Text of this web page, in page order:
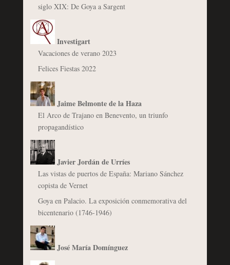
siglo XIX: De Goya a Sargent
Investigart
Vacaciones de verano 2023
Felices Fiestas 2022
Jaime Belmonte de la Haza
El Arco de Trajano en Benevento, un triunfo
propagandístico
Javier Jordán de Urríes
Las vistas de puertos de España: Mariano Sánchez
copista de Vernet
Goya en Palacio. La exposición conmemorativa del
bicentenario (1746-1946)
José María Domínguez